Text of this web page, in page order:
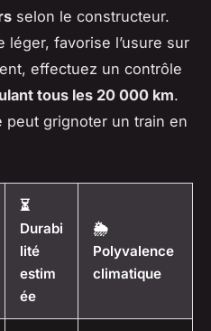
selon le constructeur.
favorise l’usure sur
effectuez un contrôle
tous les 20 000 km.
peut grignoter un train en
⏳
Durabi
lité
estim
ée
🌦️
Polyvalence
climatique